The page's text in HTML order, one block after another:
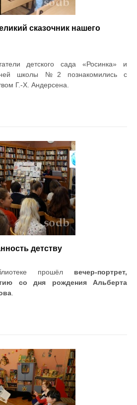
сказочник нашего
детского сада «Росинка» и
школы №2 познакомились с
Г.-Х. Андерсена.
детству
прошёл вечер-портрет,
со дня рождения Альберта